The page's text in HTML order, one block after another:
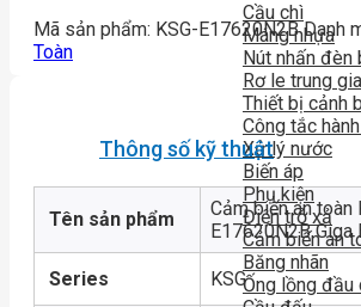
Cầu chì
Máng nhựa
Nút nhấn đèn
Rơ le trung
Thiết bị cảnh
Công tắc
Xử lý nước
Biến áp
Phụ kiện
Điện trở xả
Cảm biến an
Băng nhãn
Ống lồng đầu
Mã sản phẩm: KSG-E17620N2B Danh
Toàn
Thông số kỹ thuật
Tên sản phẩm
Cảm biến an toàn
E17620N2B Giga
Series KSG